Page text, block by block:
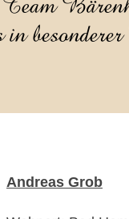
Andreas Grob